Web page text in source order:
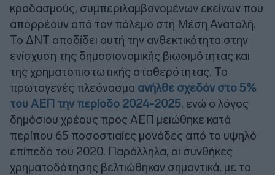
κραδασμούς, συμπεριλαμβανομένων εκείνων που
απορρέουν από τον πόλεμο στη Μέση Ανατολή.
Το ΔΝΤ αποδίδει αυτή την ανθεκτικότητα στην
ενίσχυση της δημοσιονομικής βιωσιμότητας και
της χρηματοπιστωτικής σταθερότητας. Το
πρωτογενές πλεόνασμα ανήλθε σχεδόν στο 5%
του ΑΕΠ την περίοδο 2024-2025, ενώ ο λόγος
δημόσιου χρέους προς ΑΕΠ μειώθηκε κατά
περίπου 65 ποσοστιαίες μονάδες από το υψηλό
επίπεδο του 2020. Παράλληλα, οι συνθήκες
χρηματοδότησης βελτιώθηκαν σημαντικά, με τα